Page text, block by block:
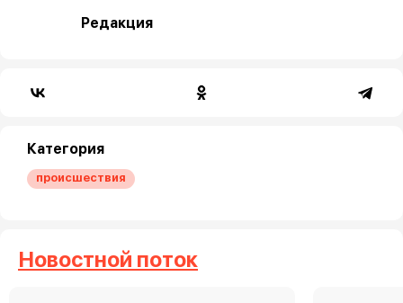
Редакция
Категория
происшествия
Новостной поток